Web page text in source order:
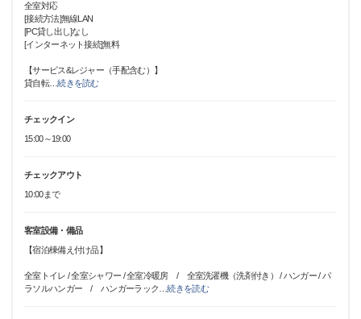
全室対応
[接続方法]無線LAN
[PC貸し出し]なし
[インターネット接続]無料
【サービス&レジャー（手配含む）】
貸自転…続きを読む
チェックイン
15:00～19:00
チェックアウト
10:00まで
客室設備・備品
【宿泊棟備え付け品】
全室トイレ / 全室シャワー / 全室冷暖房 / 全室洗濯機（洗剤付き） / ハンガー / パ
ラソルハンガー / ハンガーラック …続きを読む